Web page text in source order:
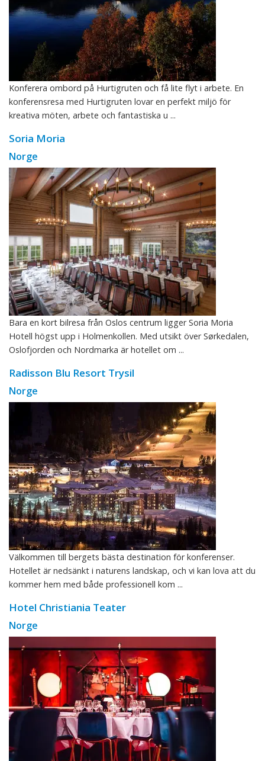
Konferera ombord på Hurtigruten och få lite flyt i arbete. En
konferensresa med Hurtigruten lovar en perfekt miljö för
kreativa möten, arbete och fantastiska u ...
Soria Moria
Norge
Bara en kort bilresa från Oslos centrum ligger Soria Moria
Hotell högst upp i Holmenkollen. Med utsikt över Sørkedalen,
Oslofjorden och Nordmarka är hotellet om ...
Radisson Blu Resort Trysil
Norge
Välkommen till bergets bästa destination för konferenser.
Hotellet är nedsänkt i naturens landskap, och vi kan lova att du
kommer hem med både professionell kom ...
Hotel Christiania Teater
Norge